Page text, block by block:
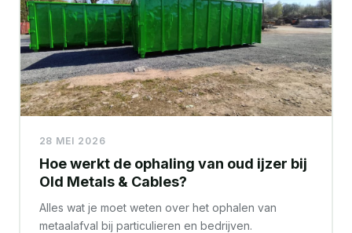
28 MEI 2026
Hoe werkt de ophaling van oud ijzer bij
Old Metals & Cables?
Alles wat je moet weten over het ophalen van
metaalafval bij particulieren en bedrijven.